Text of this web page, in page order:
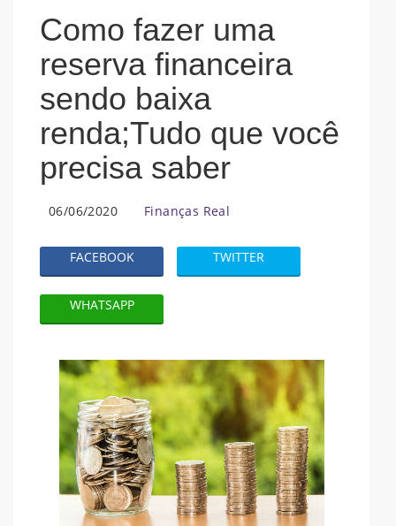
Como fazer uma
reserva financeira
sendo baixa
renda;Tudo que você
precisa saber
06/06/2020 Finanças Real
FACEBOOK TWITTER
WHATSAPP